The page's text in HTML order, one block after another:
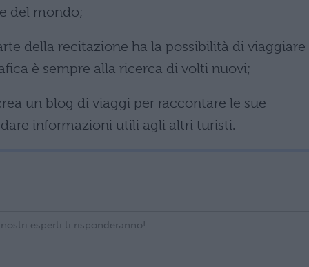
del mondo;
della recitazione ha la possibilità di viaggiare
è sempre alla ricerca di volti nuovi;
un blog di viaggi per raccontare le sue
informazioni utili agli altri turisti.